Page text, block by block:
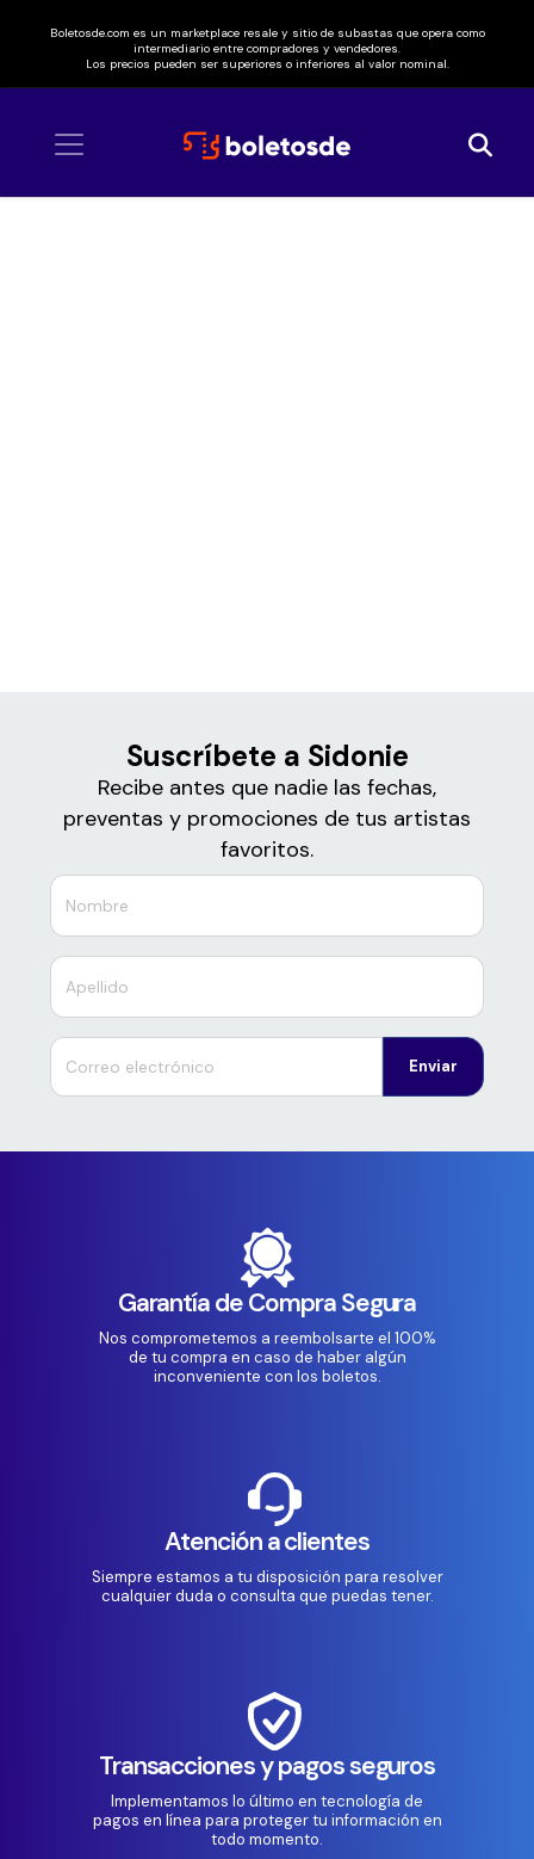
Boletosde.com es un marketplace resale y sitio de subastas que opera como
intermediario entre compradores y vendedores.
Los precios pueden ser superiores o inferiores al valor nominal.
Suscríbete a Sidonie
Recibe antes que nadie las fechas,
preventas y promociones de tus artistas
favoritos.
Enviar
Garantía de Compra Segura
Nos comprometemos a reembolsarte el 100%
de tu compra en caso de haber algún
inconveniente con los boletos.
Atención a clientes
Siempre estamos a tu disposición para resolver
cualquier duda o consulta que puedas tener.
Transacciones y pagos seguros
Implementamos lo último en tecnología de
pagos en línea para proteger tu información en
todo momento.